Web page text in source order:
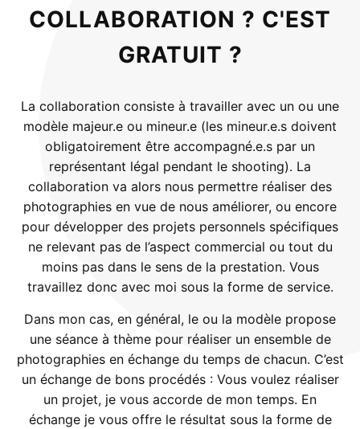
COLLABORATION ? C'EST
GRATUIT ?
La collaboration consiste à travailler avec un ou une
modèle majeur.e ou mineur.e (les mineur.e.s doivent
obligatoirement être accompagné.e.s par un
représentant légal pendant le shooting). La
collaboration va alors nous permettre réaliser des
photographies en vue de nous améliorer, ou encore
pour développer des projets personnels spécifiques
ne relevant pas de l’aspect commercial ou tout du
moins pas dans le sens de la prestation. Vous
travaillez donc avec moi sous la forme de service.
Dans mon cas, en général, le ou la modèle propose
une séance à thème pour réaliser un ensemble de
photographies en échange du temps de chacun. C’est
un échange de bons procédés : Vous voulez réaliser
un projet, je vous accorde de mon temps. En
échange je vous offre le résultat sous la forme de